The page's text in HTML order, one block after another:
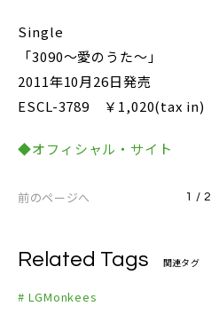
Single
「3090～愛のうた～」
2011年10月26日発売
ESCL-3789 ￥1,020(tax in)
◆オフィシャル・サイト
前のページへ 1 / 2
Related Tags 関連タグ
# LGMonkees